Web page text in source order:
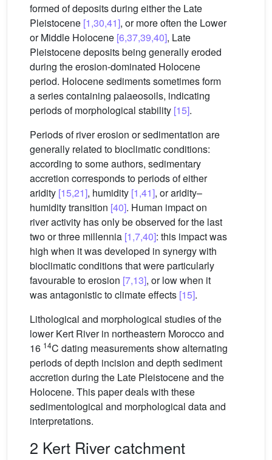
formed of deposits during either the Late
Pleistocene [1,30,41], or more often the Lower
or Middle Holocene [6,37,39,40], Late
Pleistocene deposits being generally eroded
during the erosion-dominated Holocene
period. Holocene sediments sometimes form
a series containing palaeosoils, indicating
periods of morphological stability [15].
Periods of river erosion or sedimentation are
generally related to bioclimatic conditions:
according to some authors, sedimentary
accretion corresponds to periods of either
aridity [15,21], humidity [1,41], or aridity–
humidity transition [40]. Human impact on
river activity has only be observed for the last
two or three millennia [1,7,40]: this impact was
high when it was developed in synergy with
bioclimatic conditions that were particularly
favourable to erosion [7,13], or low when it
was antagonistic to climate effects [15].
Lithological and morphological studies of the
lower Kert River in northeastern Morocco and
16 14C dating measurements show alternating
periods of depth incision and depth sediment
accretion during the Late Pleistocene and the
Holocene. This paper deals with these
sedimentological and morphological data and
interpretations.
2 Kert River catchment